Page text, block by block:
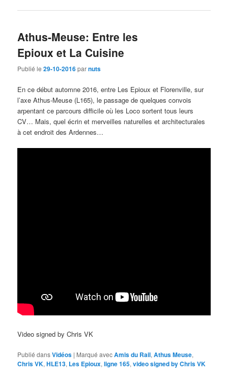
Athus-Meuse: Entre les
Epioux et La Cuisine
Publié le29-10-2016parnuts
En ce début automne 2016, entre Les Epioux et Florenville, sur
l’axe Athus-Meuse (L165), le passage de quelques convois
arpentant ce parcours difficile où les Loco sortent tous leurs
CV… Mais, quel écrin et merveilles naturelles et architecturales
à cet endroit des Ardennes…
Video signed by Chris VK
Publié dansVidéos | Marqué avecAmis du Rail,Athus Meuse,
Chris VK,HLE13, Les Epioux,ligne 165,video signed by Chris VK